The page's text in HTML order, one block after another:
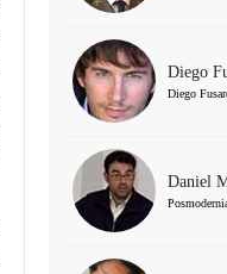
Diego
Diego
Daniel